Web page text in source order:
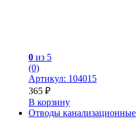
0 из 5
(0)
Артикул: 104015
365 ₽
В корзину
Отводы канализационные